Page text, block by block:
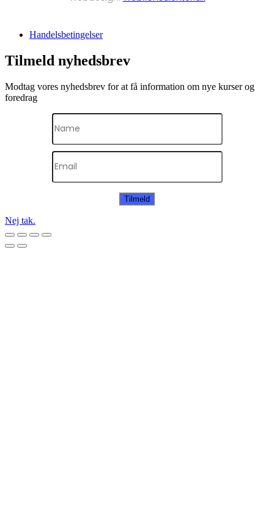
Handelsbetingelser
Tilmeld nyhedsbrev
Modtag vores nyhedsbrev for at få information om nye kurser og
foredrag
Tilmeld
Nej tak.